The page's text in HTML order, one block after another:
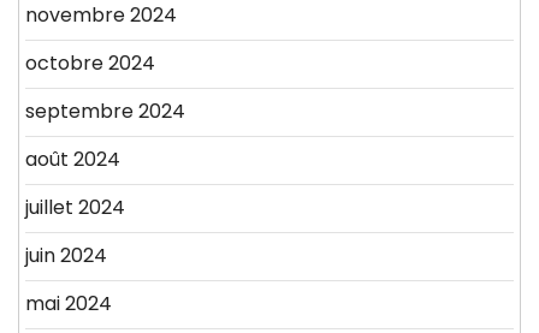
novembre 2024
octobre 2024
septembre 2024
août 2024
juillet 2024
juin 2024
mai 2024